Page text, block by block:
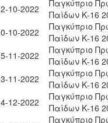
10-2022
Παγκύπριο
Παίδων Κ-16
10-2022
Παγκύπριο
Παίδων Κ-16
11-2022
Παγκύπριο
Παίδων Κ-16
11-2022
Παγκύπριο
Παίδων Κ-16
12-2022
Παγκύπριο
Παίδων Κ-16
Παγκύπριο